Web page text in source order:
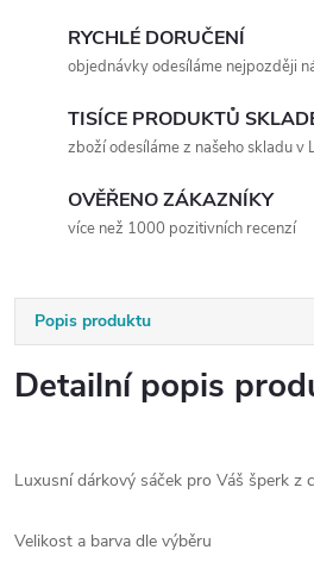
RYCHLÉ DORUČENÍ
objednávky odesíláme nejpozději
TISÍCE PRODUKTŮ
zboží odesíláme z našeho skladu v
OVĚŘENO ZÁKAZNÍKY
více než 1000 pozitivních recenzí
Popis produktu
Detailní popis
Luxusní dárkový sáček pro Váš šperk z
Velikost a barva dle výběru